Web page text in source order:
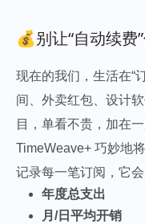
💰别让“自动续费
现在的我们，生活在“
间、外卖红包、设计
目，单看不贵，加在
TimeWeave+ 巧妙地将
记录每一笔订阅，它
年度总支出
月/日平均开销